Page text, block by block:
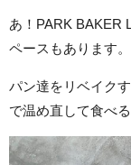
あ！PARK BAKER
ペースもあります。
パン達をリベイク
で温め直して食べ